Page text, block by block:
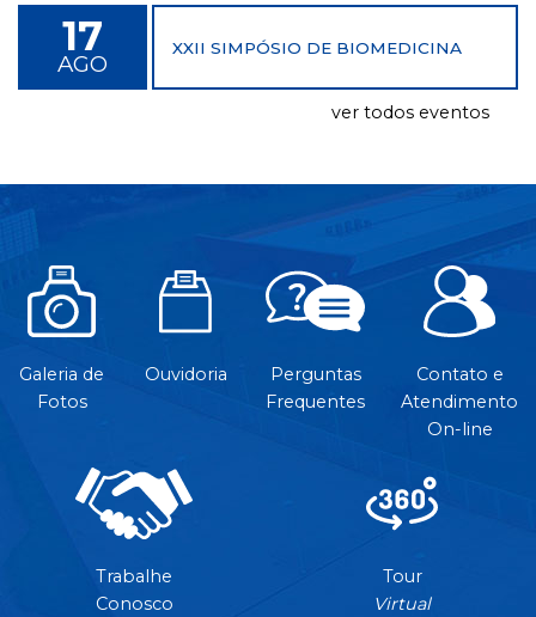
17
AGO
XXII SIMPÓSIO DE BIOMEDICINA
ver todos eventos
Galeria de
Fotos
Ouvidoria
Perguntas
Frequentes
Contato e
Atendimento
On-line
Trabalhe
Conosco
Tour
Virtual